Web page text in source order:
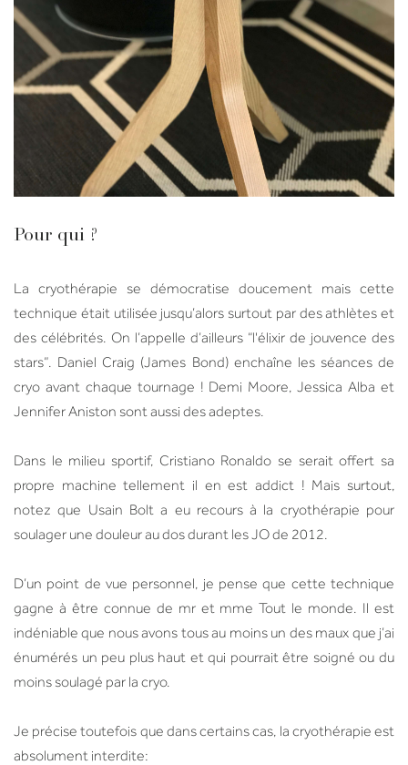
Pour qui ?
La cryothérapie se démocratise doucement mais cette
technique était utilisée jusqu’alors surtout par des athlètes et
des célébrités. On l’appelle d’ailleurs “l'élixir de jouvence des
stars”. Daniel Craig (James Bond) enchaîne les séances de
cryo avant chaque tournage ! Demi Moore, Jessica Alba et
Jennifer Aniston sont aussi des adeptes.
Dans le milieu sportif, Cristiano Ronaldo se serait offert sa
propre machine tellement il en est addict ! Mais surtout,
notez que Usain Bolt a eu recours à la cryothérapie pour
soulager une douleur au dos durant les JO de 2012.
D’un point de vue personnel, je pense que cette technique
gagne à être connue de mr et mme Tout le monde. Il est
indéniable que nous avons tous au moins un des maux que j’ai
énumérés un peu plus haut et qui pourrait être soigné ou du
moins soulagé par la cryo.
Je précise toutefois que dans certains cas, la cryothérapie est
absolument interdite: